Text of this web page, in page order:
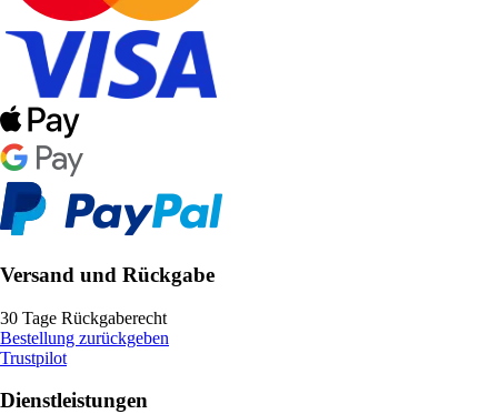
Versand und Rückgabe
30 Tage Rückgaberecht
Bestellung zurückgeben
Trustpilot
Dienstleistungen